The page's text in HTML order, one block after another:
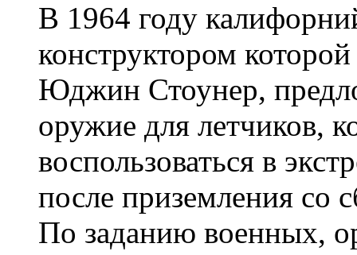
В 1964 году
конструктором
Юджин Стоунер,
оружие для летчиков,
воспользоваться в
после приземления со
По заданию военных,